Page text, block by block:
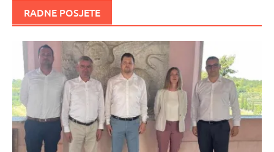
RADNE POSJETE